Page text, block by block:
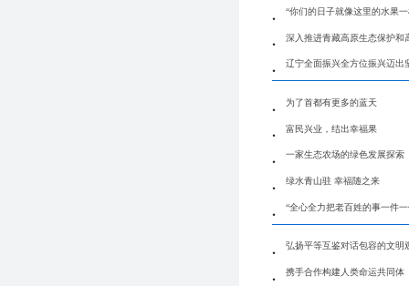
“你们的日子就像这里的水果一
深入推进青藏高原生态保护和
辽宁全面振兴全方位振兴迈出
为了首都有更多的蓝天
富民兴业，结出幸福果
一家生态农场的绿色发展探索
绿水青山驻 幸福随之来
“全心全力把老百姓的事一件
弘扬平等互鉴对话包容的文明
携手合作构建人类命运共同体